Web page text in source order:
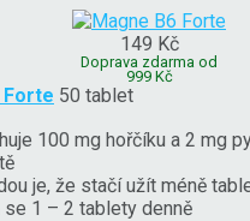
149 Kč
Doprava zdarma od
999 Kč
Forte 50 tablet
100 mg hořčíku a 2 mg
je, že stačí užít méně
se 1 – 2 tablety denně